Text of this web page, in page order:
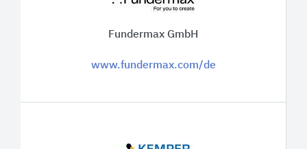
Fundermax GmbH
www.fundermax.com/de